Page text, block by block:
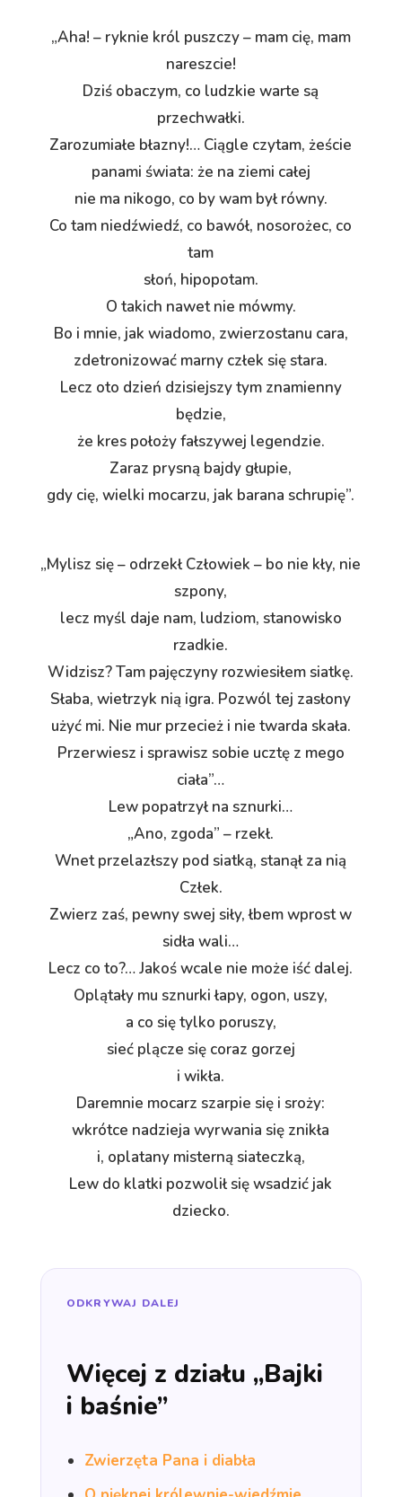
„Aha! – ryknie król puszczy – mam cię, mam
nareszcie!
Dziś obaczym, co ludzkie warte są
przechwałki.
Zarozumiałe błazny!… Ciągle czytam, żeście
panami świata: że na ziemi całej
nie ma nikogo, co by wam był równy.
Co tam niedźwiedź, co bawół, nosorożec, co
tam
słoń, hipopotam.
O takich nawet nie mówmy.
Bo i mnie, jak wiadomo, zwierzostanu cara,
zdetronizować marny człek się stara.
Lecz oto dzień dzisiejszy tym znamienny
będzie,
że kres położy fałszywej legendzie.
Zaraz prysną bajdy głupie,
gdy cię, wielki mocarzu, jak barana schrupię”.
„Mylisz się – odrzekł Człowiek – bo nie kły, nie
szpony,
lecz myśl daje nam, ludziom, stanowisko
rzadkie.
Widzisz? Tam pajęczyny rozwiesiłem siatkę.
Słaba, wietrzyk nią igra. Pozwól tej zasłony
użyć mi. Nie mur przecież i nie twarda skała.
Przerwiesz i sprawisz sobie ucztę z mego
ciała”…
Lew popatrzył na sznurki…
„Ano, zgoda” – rzekł.
Wnet przelazłszy pod siatką, stanął za nią
Człek.
Zwierz zaś, pewny swej siły, łbem wprost w
sidła wali…
Lecz co to?… Jakoś wcale nie może iść dalej.
Oplątały mu sznurki łapy, ogon, uszy,
a co się tylko poruszy,
sieć plącze się coraz gorzej
i wikła.
Daremnie mocarz szarpie się i sroży:
wkrótce nadzieja wyrwania się znikła
i, oplatany misterną siateczką,
Lew do klatki pozwolił się wsadzić jak
dziecko.
ODKRYWAJ DALEJ
Więcej z działu „Bajki
i baśnie”
Zwierzęta Pana i diabła